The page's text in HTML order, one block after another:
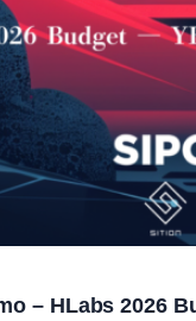
– HLabs 2026